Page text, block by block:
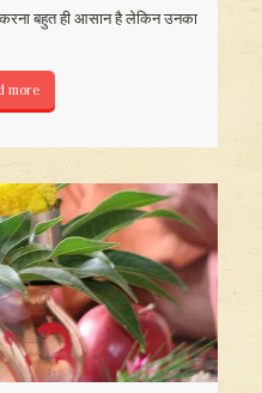
बहुत ही आसान है लेकिन उनका
more